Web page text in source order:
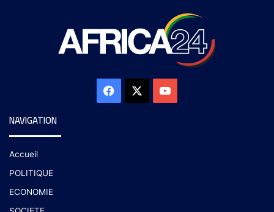
NAVIGATION
Accueil
POLITIQUE
ECONOMIE